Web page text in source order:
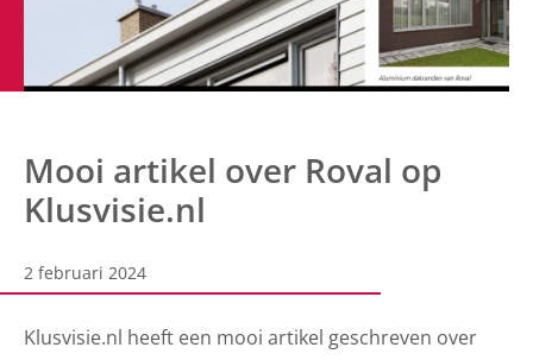
Mooi artikel over Roval op
Klusvisie.nl
2 februari 2024
Klusvisie.nl heeft een mooi artikel geschreven over